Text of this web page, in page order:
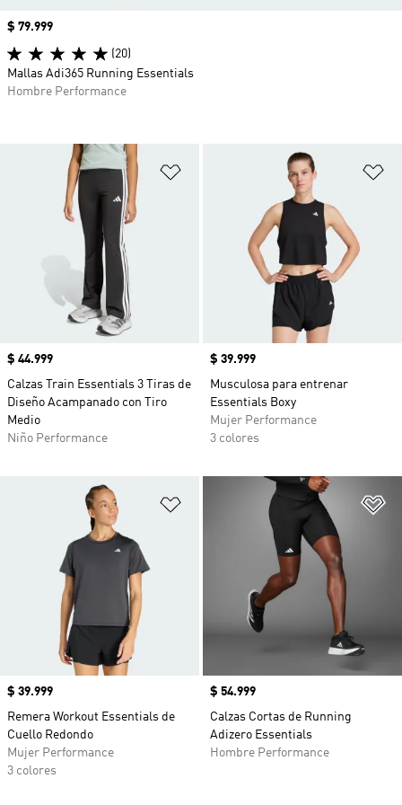
Añadir a la lista de deseos
Precio
$ 44.999
Calzas Train Essentials 3 Tiras de
Diseño Acampanado con Tiro
Medio
Niño Performance
Precio
$ 39.999
Musculosa para entrenar
Essentials Boxy
Mujer Performance
3 colores
Añadir a la lista de deseos
Precio
$ 39.999
Remera Workout Essentials de
Cuello Redondo
Mujer Performance
3 colores
Precio
$ 54.999
Calzas Cortas de Running
Adizero Essentials
Hombre Performance
Precio
$ 79.999
(20)
Mallas Adi365 Running Essentials
Hombre Performance